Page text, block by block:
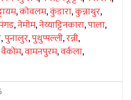
,कोवलम,कुंडारा,कुन्नाथुर,
,नेमोम,नेय्याट्टिनकारा,पाला,
,पुनालुर,पुथुप्पल्ली,रन्नी,
वैकोम,वामनपुरम,वर्कला,